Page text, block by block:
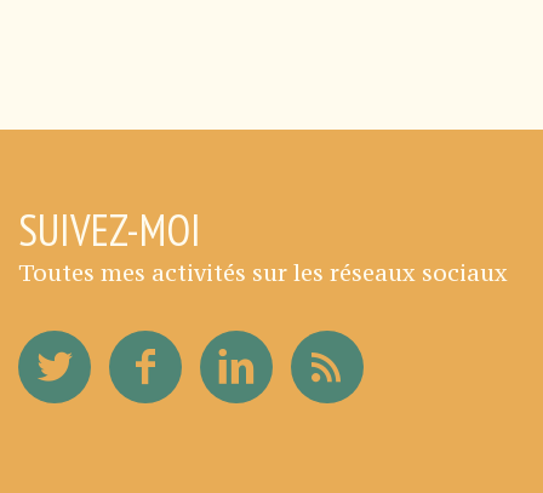
SUIVEZ-MOI
Toutes mes activités sur les réseaux sociaux